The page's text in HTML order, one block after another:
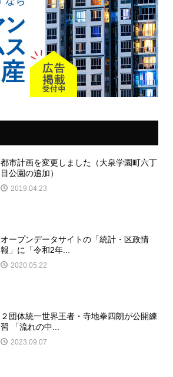
都市計画を変更しました（大泉学園町六丁
目公園の追加）
2019.04.23
オープンデータサイトの「統計・区政情
報」に「令和2年...
2020.05.22
２団体統一世界王者・寺地拳四朗が公開練
習 「流れの中...
2023.09.07